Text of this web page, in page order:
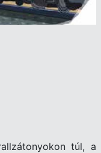
túl, a